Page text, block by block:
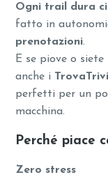
Ogni trail dura
fatto in
prenotazioni.
E se piove o
anche i
perfetti per un
macchina.
Perché piace
Zero stress